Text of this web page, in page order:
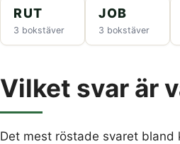
RUT
3 bokstäver
JOB
3 bokstäver
Vilket svar är
Det mest röstade svaret bland